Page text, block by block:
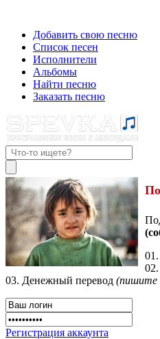
Добавить свою песню
Список песен
Исполнители
Альбомы
Найти песню
Заказать песню
03. Денежный перевод (пишите
Регистрация аккаунта